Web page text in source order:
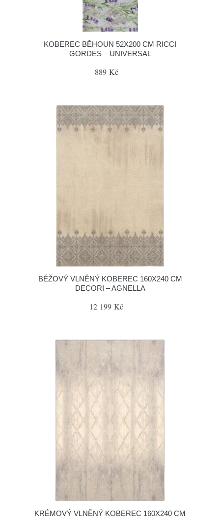
KOBEREC BĚHOUN 52X200 CM RICCI
GORDES – UNIVERSAL
889 Kč
BÉŽOVÝ VLNĚNÝ KOBEREC 160X240 CM
DECORI – AGNELLA
12 199 Kč
KRÉMOVÝ VLNĚNÝ KOBEREC 160X240 CM